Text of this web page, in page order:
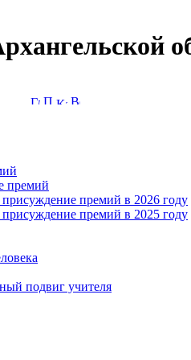
премий
премий в 2026 году
премий в 2025 году
подвиг учителя